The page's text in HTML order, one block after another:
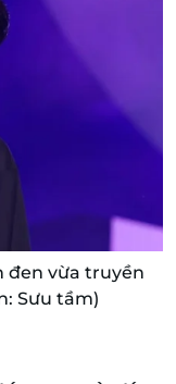
đen vừa truyền
Sưu tầm)